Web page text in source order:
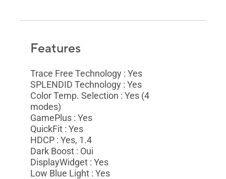
Features
Trace Free Technology : Yes
SPLENDID Technology : Yes
Color Temp. Selection : Yes (4
modes)
GamePlus : Yes
QuickFit : Yes
HDCP : Yes, 1.4
Dark Boost : Oui
DisplayWidget : Yes
Low Blue Light : Yes